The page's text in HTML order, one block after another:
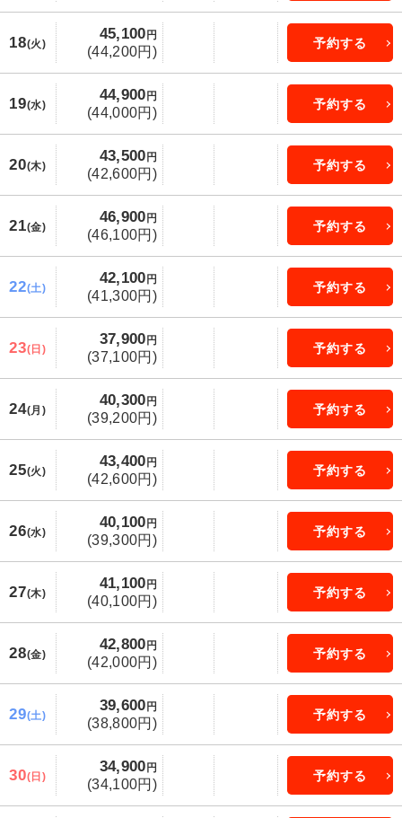
18(火)
45,100 円
(44,200円)
予約する
19(水)
44,900 円
(44,000円)
予約する
20(木)
43,500 円
(42,600円)
予約する
21(金)
46,900 円
(46,100円)
予約する
22(土)
42,100 円
(41,300円)
予約する
23(日)
37,900 円
(37,100円)
予約する
24(月)
40,300 円
(39,200円)
予約する
25(火)
43,400 円
(42,600円)
予約する
26(水)
40,100 円
(39,300円)
予約する
27(木)
41,100 円
(40,100円)
予約する
28(金)
42,800 円
(42,000円)
予約する
29(土)
39,600 円
(38,800円)
予約する
30(日)
34,900 円
(34,100円)
予約する